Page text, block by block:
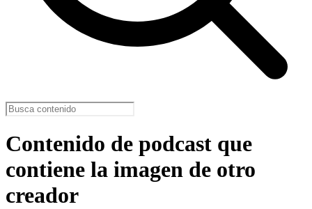
Contenido de podcast que
contiene la imagen de otro
creador